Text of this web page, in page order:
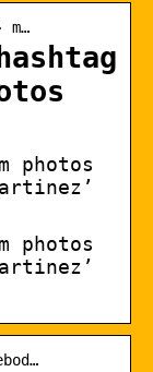
m…
photos
photos